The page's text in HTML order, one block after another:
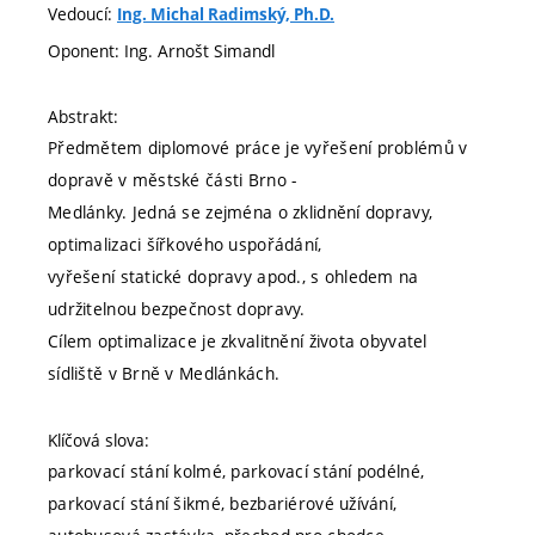
Vedoucí: Ing. Michal Radimský, Ph.D.
Oponent: Ing. Arnošt Simandl
Abstrakt:
Předmětem diplomové práce je vyřešení problémů v
dopravě v městské části Brno -
Medlánky. Jedná se zejména o zklidnění dopravy,
optimalizaci šířkového uspořádání,
vyřešení statické dopravy apod., s ohledem na
udržitelnou bezpečnost dopravy.
Cílem optimalizace je zkvalitnění života obyvatel
sídliště v Brně v Medlánkách.
Klíčová slova:
parkovací stání kolmé, parkovací stání podélné,
parkovací stání šikmé, bezbariérové užívání,